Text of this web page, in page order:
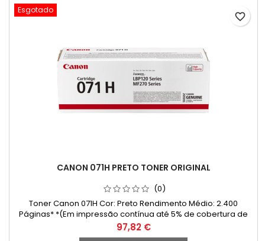
Esgotado
CANON 071H PRETO TONER ORIGINAL
(0)
Toner Canon 071H Cor: Preto Rendimento Médio: 2.400
Páginas* *(Em impressão contínua até 5% de cobertura de
uma Folha A4)
Preço
97,82 €
favorite_border